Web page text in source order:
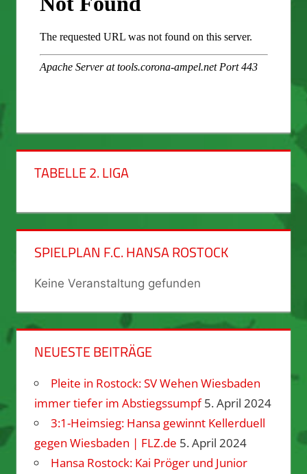
TABELLE 2. LIGA
SPIELPLAN F.C. HANSA ROSTOCK
Keine Veranstaltung gefunden
NEUESTE BEITRÄGE
Pleite in Rostock: SV Wehen Wiesbaden
immer tiefer im Abstiegssumpf 5. April 2024
3:1-Heimsieg: Hansa gewinnt Kellerduell
gegen Wiesbaden | FLZ.de 5. April 2024
Hansa Rostock: Kai Pröger und Junior